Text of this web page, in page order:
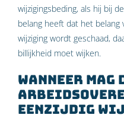
wijzigingsbeding, als hij bij
belang heeft dat het
wijziging wordt geschaad,
billijkheid moet wijken.
Wanneer
eenzijdig